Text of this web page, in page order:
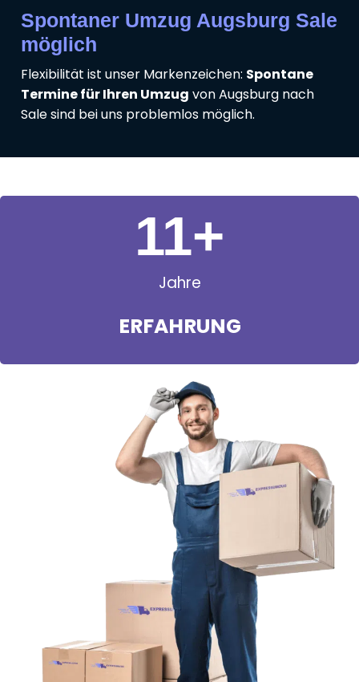
Spontaner Umzug Augsburg Sale
möglich
Flexibilität ist unser Markenzeichen: Spontane
Termine für Ihren Umzug von Augsburg nach
Sale sind bei uns problemlos möglich.
Jahre
ERFAHRUNG
11+